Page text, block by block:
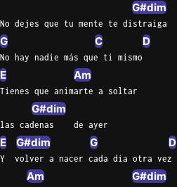
G#dim
No dejes que tu mente te distraiga
G C D
No hay nadie más que ti mismo
E Am
Tienes que animarte a soltar
G#dim
las cadenas    de ayer
E G#dim G D
Y  volver a nacer cada día otra vez
Am G#dim